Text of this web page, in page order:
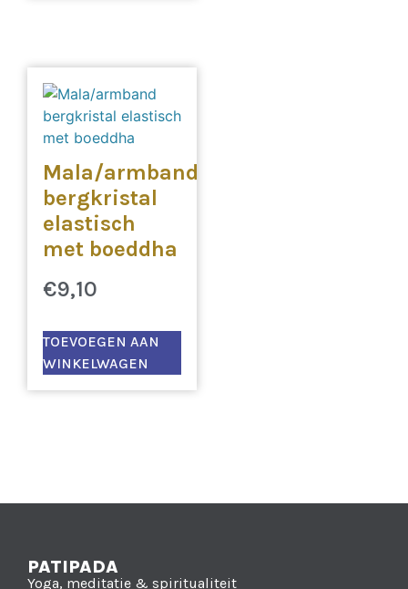
Mala/armband
bergkristal
elastisch
met boeddha
€9,10
TOEVOEGEN AAN
WINKELWAGEN
PATIPADA
Yoga, meditatie & spiritualiteit